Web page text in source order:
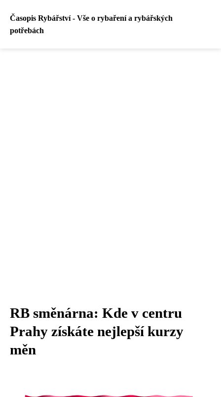
Časopis Rybářství - Vše o rybaření a rybářských
potřebách
RB směnárna: Kde v centru
Prahy získáte nejlepší kurzy
měn